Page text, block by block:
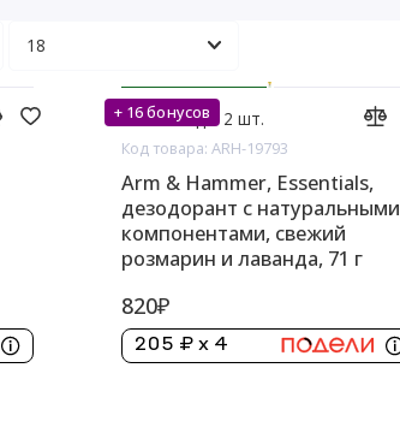
+ 16 бонусов
На складе: 2 шт.
Код товара: ARH-19793
Arm & Hammer, Essentials,
дезодорант с натуральными
компонентами, свежий
розмарин и лаванда, 71 г
820₽
205 ₽ x 4